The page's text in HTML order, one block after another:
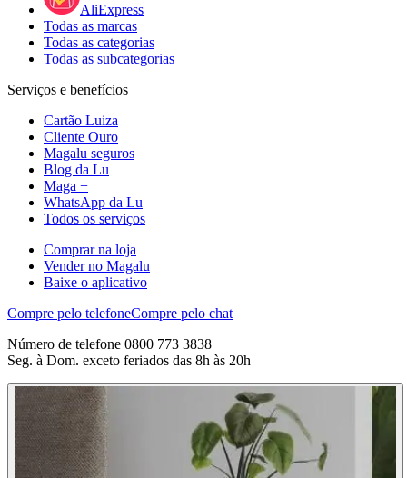
AliExpress
Todas as marcas
Todas as categorias
Todas as subcategorias
Serviços e benefícios
Cartão Luiza
Cliente Ouro
Magalu seguros
Blog da Lu
Maga +
WhatsApp da Lu
Todos os serviços
Comprar na loja
Vender no Magalu
Baixe o aplicativo
Compre pelo telefoneCompre pelo chat
Número de telefone 0800 773 3838
Seg. à Dom. exceto feriados das 8h às 20h